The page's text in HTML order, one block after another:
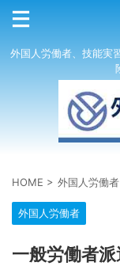
外国人労働者、技能実
HOME > 外国人労働者
外国人労働者
一般労働者派